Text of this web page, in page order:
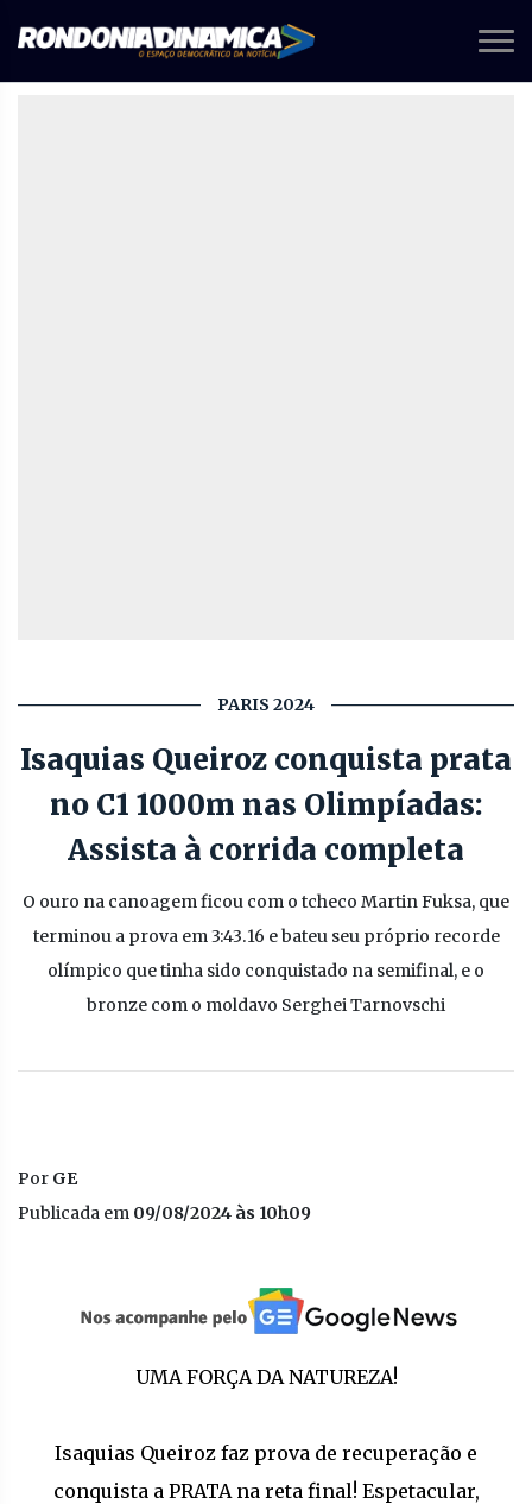
PARIS 2024
Isaquias Queiroz conquista prata
no C1 1000m nas Olimpíadas:
Assista à corrida completa
O ouro na canoagem ficou com o tcheco Martin Fuksa, que
terminou a prova em 3:43.16 e bateu seu próprio recorde
olímpico que tinha sido conquistado na semifinal, e o
bronze com o moldavo Serghei Tarnovschi
Por GE
Publicada em 09/08/2024 às 10h09
UMA FORÇA DA NATUREZA!
Isaquias Queiroz faz prova de recuperação e
conquista a PRATA na reta final! Espetacular,